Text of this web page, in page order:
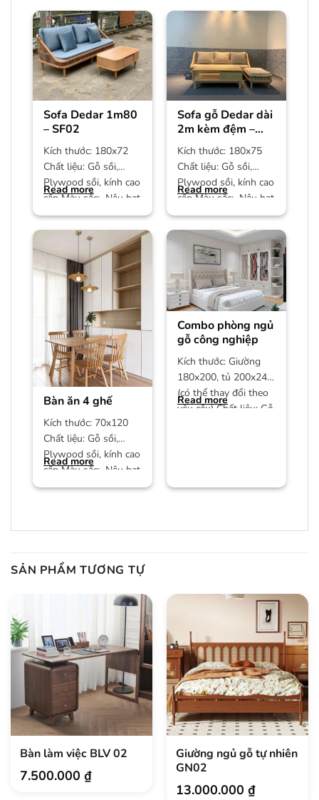
Sofa Dedar 1m80
– SF02
Kích thước: 180x72
Chất liệu: Gỗ sồi,
Plywood sồi, kính cao
cấp Màu sắc: Nâu hạt
dẻ Bảo hành: 12
Read more
Sofa gỗ Dedar dài
2m kèm đệm –
SF01
Kích thước: 180x75
Chất liệu: Gỗ sồi,
Plywood sồi, kính cao
cấp Màu sắc: Nâu hạt
dẻ Bảo hành: 12
Read more
Bàn ăn 4 ghế
Kích thước: 70x120
Chất liệu: Gỗ sồi,
Plywood sồi, kính cao
cấp Màu sắc: Nâu hạt
dẻ/màu trần Bảo
Read more
Combo phòng ngủ
gỗ công nghiệp
Kích thước: Giường
180x200, tủ 200x240
(có thể thay đổi theo
yêu cầu) Chất liệu: Gỗ
Read more
SẢN PHẨM TƯƠNG TỰ
Bàn làm việc BLV 02
7.500.000₫
Giường ngủ gỗ tự nhiên
GN02
13.000.000₫